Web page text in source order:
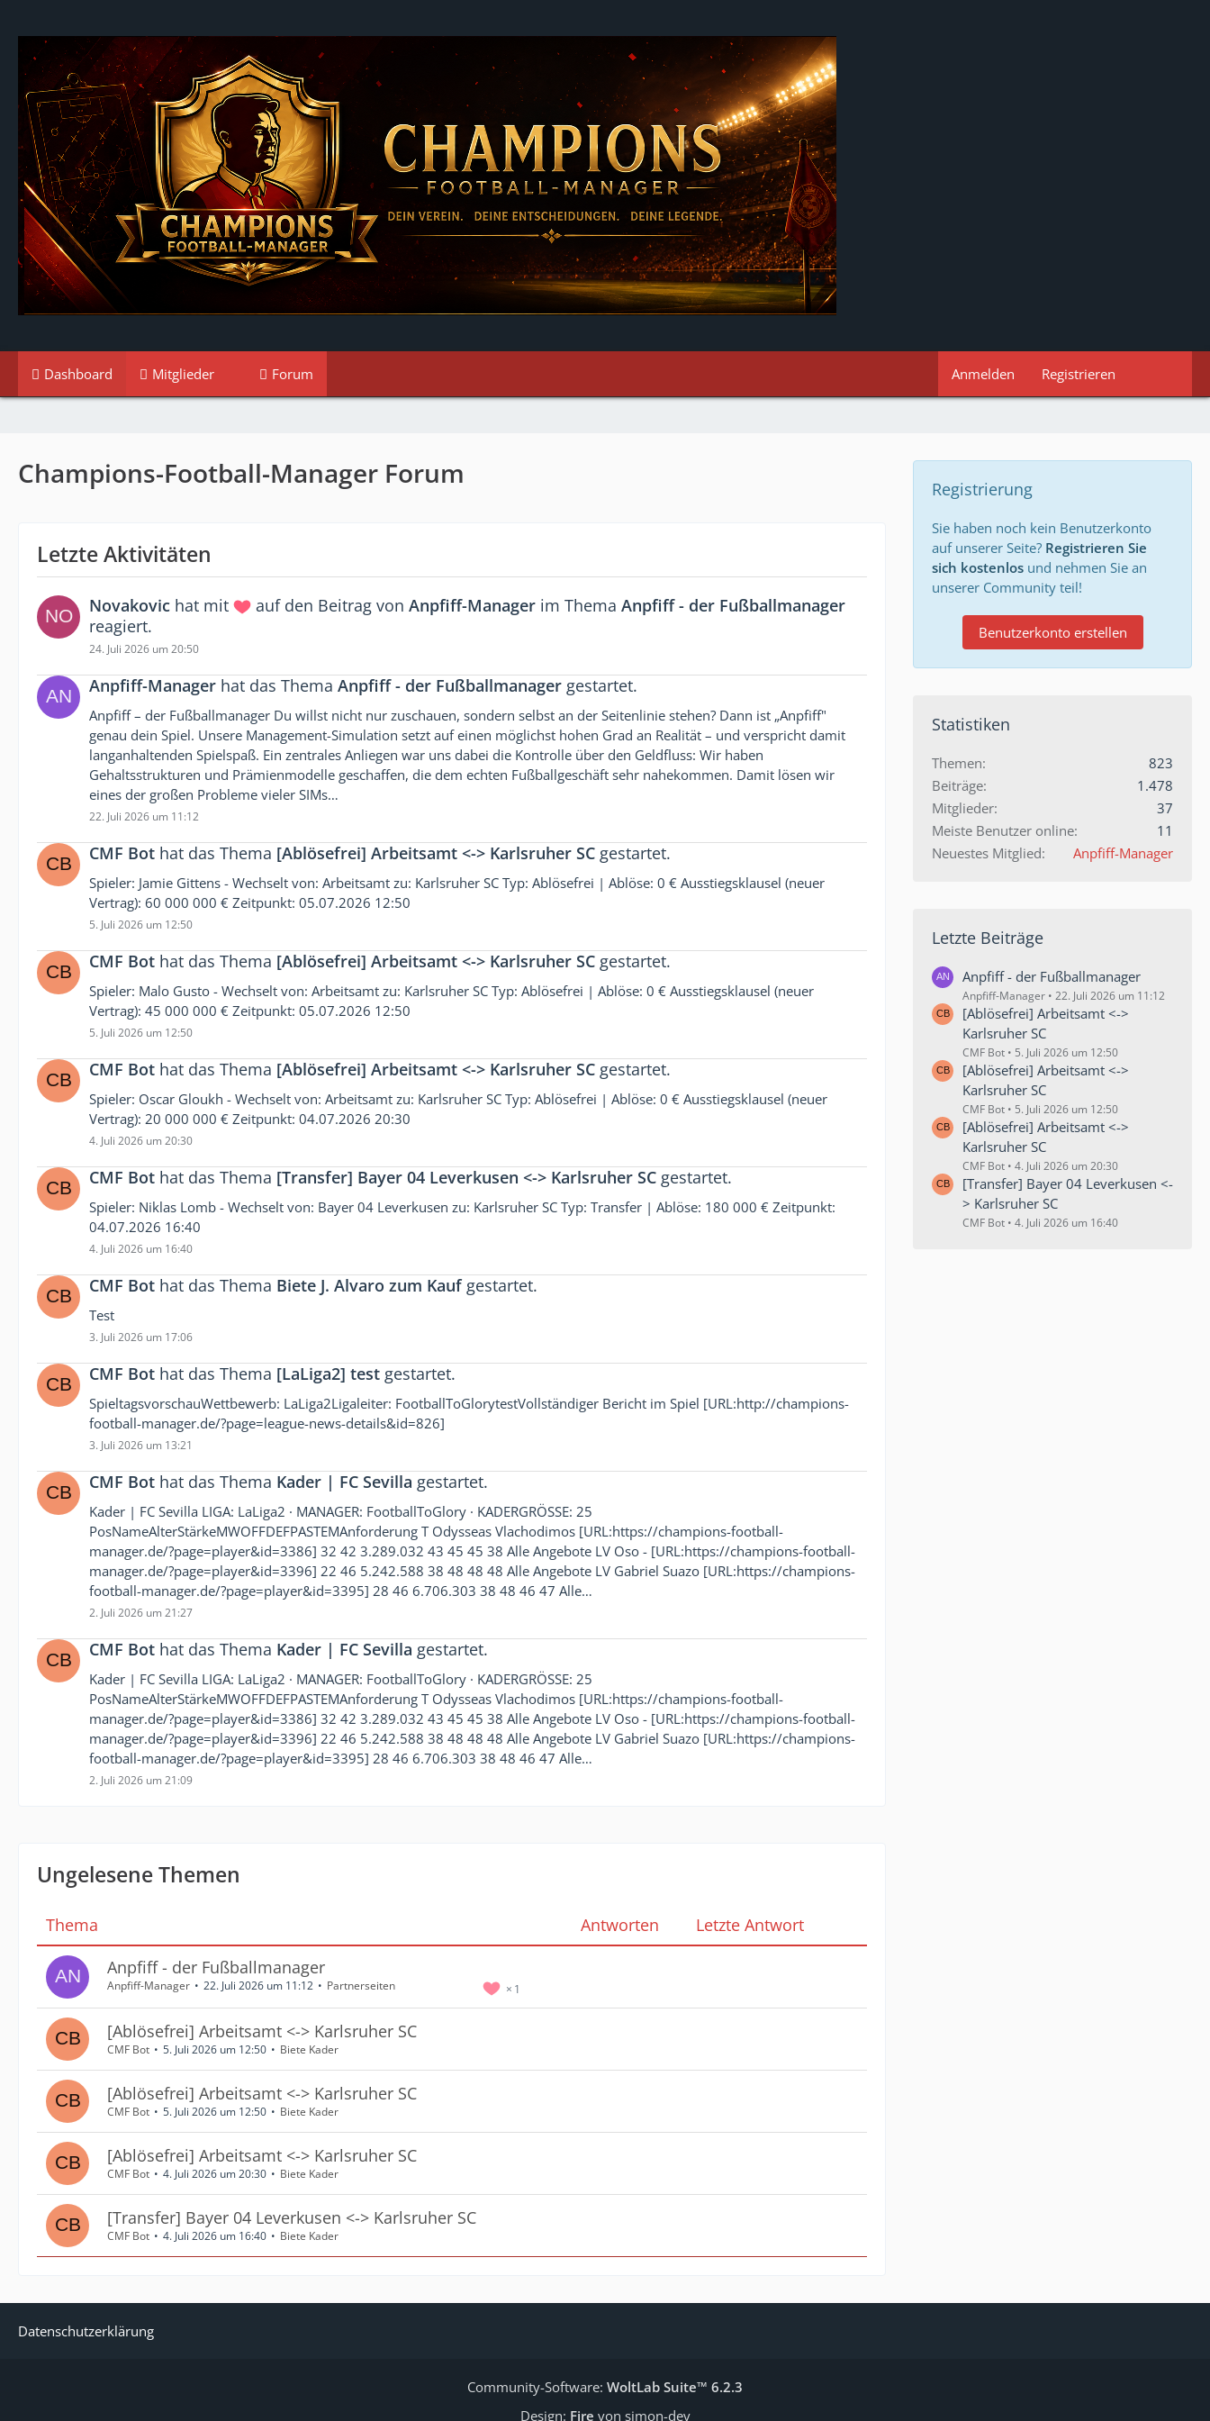
Dashboard Mitglieder Forum Anmelden Registrieren
Champions-Football-Manager Forum
Letzte Aktivitäten
Novakovic hat mit auf den Beitrag von Anpfiff-Manager im Thema Anpfiff - der Fußballmanager
reagiert.
24. Juli 2026 um 20:50
Anpfiff-Manager hat das Thema Anpfiff - der Fußballmanager gestartet.
Anpfiff – der Fußballmanager Du willst nicht nur zuschauen, sondern selbst an der Seitenlinie stehen? Dann ist „Anpfiff"
genau dein Spiel. Unsere Management-Simulation setzt auf einen möglichst hohen Grad an Realität – und verspricht damit
langanhaltenden Spielspaß. Ein zentrales Anliegen war uns dabei die Kontrolle über den Geldfluss: Wir haben
Gehaltsstrukturen und Prämienmodelle geschaffen, die dem echten Fußballgeschäft sehr nahekommen. Damit lösen wir
eines der großen Probleme vieler SIMs…
22. Juli 2026 um 11:12
CMF Bot hat das Thema [Ablösefrei] Arbeitsamt <-> Karlsruher SC gestartet.
Spieler: Jamie Gittens - Wechselt von: Arbeitsamt zu: Karlsruher SC Typ: Ablösefrei | Ablöse: 0 € Ausstiegsklausel (neuer
Vertrag): 60 000 000 € Zeitpunkt: 05.07.2026 12:50
5. Juli 2026 um 12:50
CMF Bot hat das Thema [Ablösefrei] Arbeitsamt <-> Karlsruher SC gestartet.
Spieler: Malo Gusto - Wechselt von: Arbeitsamt zu: Karlsruher SC Typ: Ablösefrei | Ablöse: 0 € Ausstiegsklausel (neuer
Vertrag): 45 000 000 € Zeitpunkt: 05.07.2026 12:50
5. Juli 2026 um 12:50
CMF Bot hat das Thema [Ablösefrei] Arbeitsamt <-> Karlsruher SC gestartet.
Spieler: Oscar Gloukh - Wechselt von: Arbeitsamt zu: Karlsruher SC Typ: Ablösefrei | Ablöse: 0 € Ausstiegsklausel (neuer
Vertrag): 20 000 000 € Zeitpunkt: 04.07.2026 20:30
4. Juli 2026 um 20:30
CMF Bot hat das Thema [Transfer] Bayer 04 Leverkusen <-> Karlsruher SC gestartet.
Spieler: Niklas Lomb - Wechselt von: Bayer 04 Leverkusen zu: Karlsruher SC Typ: Transfer | Ablöse: 180 000 € Zeitpunkt:
04.07.2026 16:40
4. Juli 2026 um 16:40
CMF Bot hat das Thema Biete J. Alvaro zum Kaufgestartet.
Test
3. Juli 2026 um 17:06
CMF Bot hat das Thema [LaLiga2] test gestartet.
SpieltagsvorschauWettbewerb: LaLiga2Ligaleiter: FootballToGlorytestVollständiger Bericht im Spiel [URL:http://champions-
football-manager.de/?page=league-news-details&id=826]
3. Juli 2026 um 13:21
CMF Bot hat das Thema Kader | FC Sevilla gestartet.
Kader | FC Sevilla LIGA: LaLiga2 · MANAGER: FootballToGlory · KADERGRÖSSE: 25
PosNameAlterStärkeMWOFFDEFPASTEMAnforderung T Odysseas Vlachodimos [URL:https://champions-football-
manager.de/?page=player&id=3386] 32 42 3.289.032 43 45 45 38 Alle Angebote LV Oso - [URL:https://champions-football-
manager.de/?page=player&id=3396] 22 46 5.242.588 38 48 48 48 Alle Angebote LV Gabriel Suazo [URL:https://champions-
football-manager.de/?page=player&id=3395] 28 46 6.706.303 38 48 46 47 Alle…
2. Juli 2026 um 21:27
CMF Bot hat das Thema Kader | FC Sevilla gestartet.
Kader | FC Sevilla LIGA: LaLiga2 · MANAGER: FootballToGlory · KADERGRÖSSE: 25
PosNameAlterStärkeMWOFFDEFPASTEMAnforderung T Odysseas Vlachodimos [URL:https://champions-football-
manager.de/?page=player&id=3386] 32 42 3.289.032 43 45 45 38 Alle Angebote LV Oso - [URL:https://champions-football-
manager.de/?page=player&id=3396] 22 46 5.242.588 38 48 48 48 Alle Angebote LV Gabriel Suazo [URL:https://champions-
football-manager.de/?page=player&id=3395] 28 46 6.706.303 38 48 46 47 Alle…
2. Juli 2026 um 21:09
Ungelesene Themen
Thema Antworten
Letzte Antwort
Anpfiff - der Fußballmanager
1
Anpfiff-Manager 22. Juli 2026 um 11:12 Partnerseiten
[Ablösefrei] Arbeitsamt <-> Karlsruher SC
CMF Bot 5. Juli 2026 um 12:50 Biete Kader
[Ablösefrei] Arbeitsamt <-> Karlsruher SC
CMF Bot 5. Juli 2026 um 12:50 Biete Kader
[Ablösefrei] Arbeitsamt <-> Karlsruher SC
CMF Bot 4. Juli 2026 um 20:30 Biete Kader
[Transfer] Bayer 04 Leverkusen <-> Karlsruher SC
CMF Bot 4. Juli 2026 um 16:40 Biete Kader
Registrierung
Sie haben noch kein Benutzerkonto
auf unserer Seite? Registrieren Sie
sich kostenlos und nehmen Sie an
unserer Community teil!
Benutzerkonto erstellen
Statistiken
Themen
823
Beiträge
1.478
Mitglieder
37
Meiste Benutzer online
11
Neuestes Mitglied
Anpfiff-Manager
Letzte Beiträge
Anpfiff - der Fußballmanager
Anpfiff-Manager 22. Juli 2026 um 11:12
[Ablösefrei] Arbeitsamt <->
Karlsruher SC
CMF Bot 5. Juli 2026 um 12:50
[Ablösefrei] Arbeitsamt <->
Karlsruher SC
CMF Bot 5. Juli 2026 um 12:50
[Ablösefrei] Arbeitsamt <->
Karlsruher SC
CMF Bot 4. Juli 2026 um 20:30
[Transfer] Bayer 04 Leverkusen <-
> Karlsruher SC
CMF Bot 4. Juli 2026 um 16:40
Datenschutzerklärung
Community-Software: WoltLab Suite™ 6.2.3
Design: Fire von simon-dev